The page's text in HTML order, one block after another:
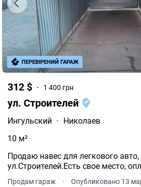
312 $ 1 400 грн
ул. Строителей
Ингульский ·
Николаев
10 м²
Продаю навес для легкового авто,
ул.Строителей.Есть свое место,
Продам гараж · Опубликовано 13
ПЕРЕВІРЕНИЙ ГАРАЖ